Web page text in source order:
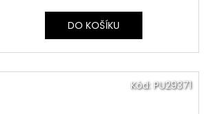
DO KOŠÍKU
Kód:PU29371